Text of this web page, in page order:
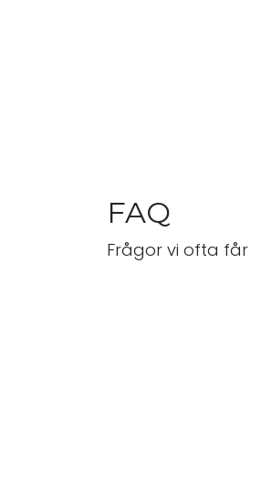
FAQ
Frågor vi ofta får